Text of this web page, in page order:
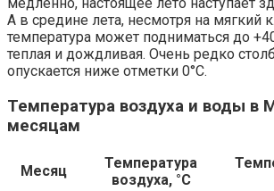
А в средине лета, несмотря на мягкий
температура может подниматься до
теплая и дождливая. Очень редко
опускается ниже отметки 0°С.
Температура воздуха и воды в
месяцам
Месяц
Температура
воздуха, °C